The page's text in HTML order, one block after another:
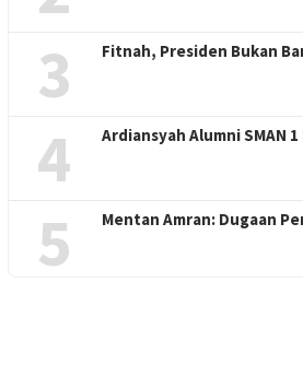
3 Fitnah, Presiden Bukan
4 Ardiansyah Alumni SMAN
5 Mentan Amran: Dugaan